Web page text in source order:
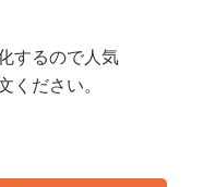
するので人気
ください。